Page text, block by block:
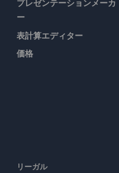
プレゼンテーションメーカ
ー
表計算エディター
価格
リーガル